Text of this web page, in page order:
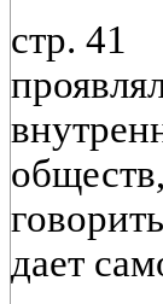
стр. 41
дает